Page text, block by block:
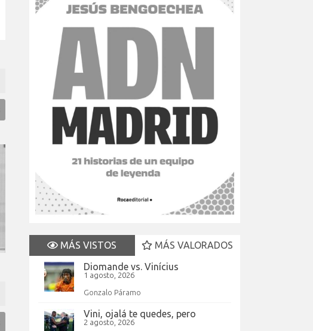
MÁS VISTOS
MÁS VALORADOS
Diomande vs. Vinícius
1 agosto, 2026
Gonzalo Páramo
Vini, ojalá te quedes, pero
2 agosto, 2026